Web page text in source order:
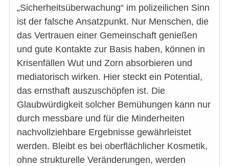
„Sicherheitsüberwachung“ im polizeilichen Sinn
ist der falsche Ansatzpunkt. Nur Menschen, die
das Vertrauen einer Gemeinschaft genießen
und gute Kontakte zur Basis haben, können in
Krisenfällen Wut und Zorn absorbieren und
mediatorisch wirken. Hier steckt ein Potential,
das ernsthaft auszuschöpfen ist. Die
Glaubwürdigkeit solcher Bemühungen kann nur
durch messbare und für die Minderheiten
nachvollziehbare Ergebnisse gewährleistet
werden. Bleibt es bei oberflächlicher Kosmetik,
ohne strukturelle Veränderungen, werden